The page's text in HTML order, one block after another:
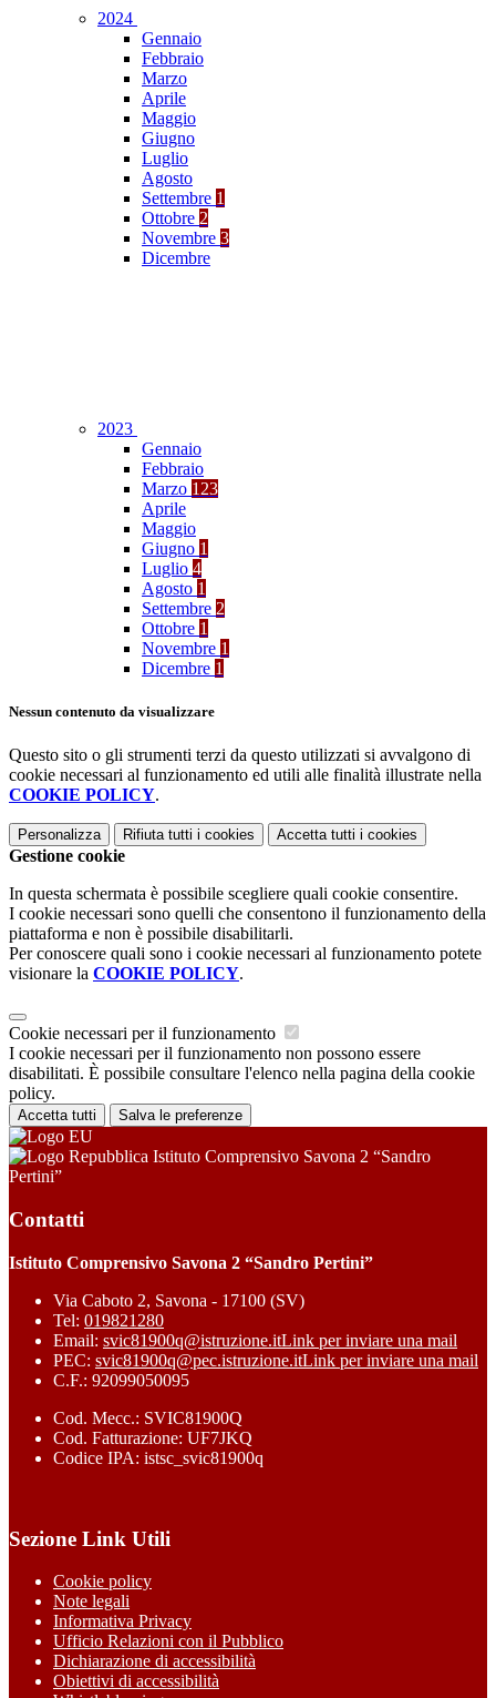
2024
Gennaio
Febbraio
Marzo
Aprile
Maggio
Giugno
Luglio
Agosto
Settembre 1
Ottobre 2
Novembre 3
Dicembre
2023
Gennaio
Febbraio
Marzo 123
Aprile
Maggio
Giugno 1
Luglio 4
Agosto 1
Settembre 2
Ottobre 1
Novembre 1
Dicembre 1
Nessun contenuto da visualizzare
Questo sito o gli strumenti terzi da questo utilizzati si avvalgono di
cookie necessari al funzionamento ed utili alle finalità illustrate nella
COOKIE POLICY.
Personalizza Rifiuta tutti i cookies Accetta tutti i cookies
Gestione cookie
In questa schermata è possibile scegliere quali cookie consentire.
I cookie necessari sono quelli che consentono il funzionamento della
piattaforma e non è possibile disabilitarli.
Per conoscere quali sono i cookie necessari al funzionamento potete
visionare la COOKIE POLICY.
Cookie necessari per il funzionamento
I cookie necessari per il funzionamento non possono essere
disabilitati. È possibile consultare l'elenco nella pagina della cookie
policy.
Accetta tutti Salva le preferenze
Istituto Comprensivo Savona 2 “Sandro
Pertini”
Contatti
Istituto Comprensivo Savona 2 “Sandro Pertini”
Via Caboto 2, Savona - 17100 (SV)
Tel: 019821280
Email: svic81900q@istruzione.itLink per inviare una mail
PEC: svic81900q@pec.istruzione.itLink per inviare una mail
C.F.: 92099050095
Cod. Mecc.: SVIC81900Q
Cod. Fatturazione: UF7JKQ
Codice IPA: istsc_svic81900q
Sezione Link Utili
Cookie policy
Note legali
Informativa Privacy
Ufficio Relazioni con il Pubblico
Dichiarazione di accessibilità
Obiettivi di accessibilità